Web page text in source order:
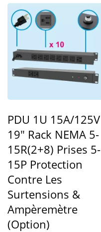
PDU 1U 15A/125V
19" Rack NEMA 5-
15R(2+8) Prises 5-
15P Protection
Contre Les
Surtensions &
Ampèremètre
(option)